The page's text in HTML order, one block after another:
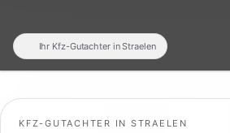
KFZ-GUTACHTER IN STRAELEN
Ihr Kfz-Gutachter in Straelen